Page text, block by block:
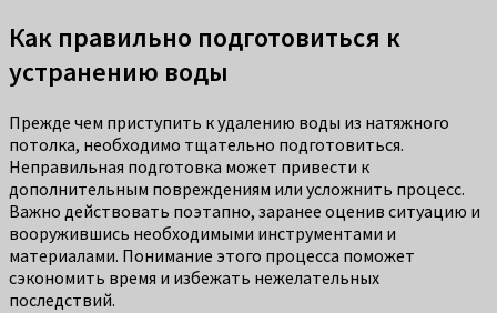
Как правильно подготовиться к
устранению воды
Прежде чем приступить к удалению воды из натяжного
потолка, необходимо тщательно подготовиться.
Неправильная подготовка может привести к
дополнительным повреждениям или усложнить процесс.
Важно действовать поэтапно, заранее оценив ситуацию и
вооружившись необходимыми инструментами и
материалами. Понимание этого процесса поможет
сэкономить время и избежать нежелательных
последствий.